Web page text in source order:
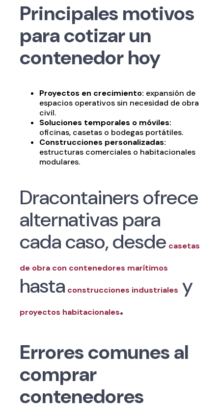
Principales motivos
para cotizar un
contenedor hoy
Proyectos en crecimiento: expansión de
espacios operativos sin necesidad de obra
civil.
Soluciones temporales o móviles:
oficinas, casetas o bodegas portátiles.
Construcciones personalizadas:
estructuras comerciales o habitacionales
modulares.
Dracontainers ofrece
alternativas para
cada caso, desde casetas
de obra con contenedores marítimos
hasta construcciones industriales y
proyectos habitacionales.
Errores comunes al
comprar
contenedores